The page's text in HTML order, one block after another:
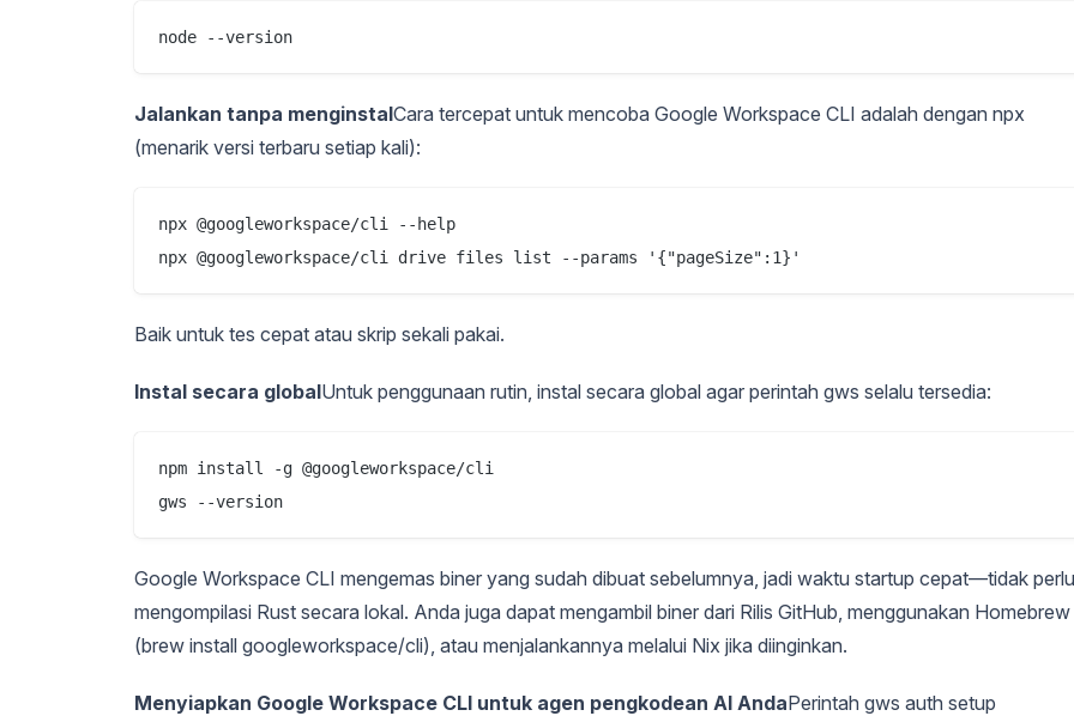
node --version
Jalankan tanpa menginstalCara tercepat untuk mencoba Google Workspace CLI adalah dengan npx
(menarik versi terbaru setiap kali):
npx @googleworkspace/cli --help
npx @googleworkspace/cli drive files list --params '{"pageSize":1}'
Baik untuk tes cepat atau skrip sekali pakai.
Instal secara globalUntuk penggunaan rutin, instal secara global agar perintah gws selalu tersedia:
npm install -g @googleworkspace/cli
gws --version
Google Workspace CLI mengemas biner yang sudah dibuat sebelumnya, jadi waktu startup cepat—tidak perlu
mengompilasi Rust secara lokal. Anda juga dapat mengambil biner dari Rilis GitHub, menggunakan Homebrew
(brew install googleworkspace/cli), atau menjalankannya melalui Nix jika diinginkan.
Menyiapkan Google Workspace CLI untuk agen pengkodean AI AndaPerintah gws auth setup